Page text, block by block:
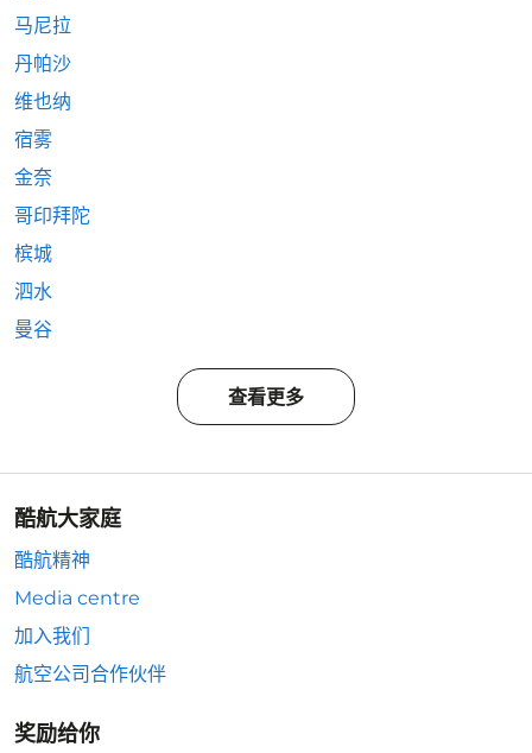
马尼拉
丹帕沙
维也纳
宿雾
金奈
哥印拜陀
槟城
泗水
曼谷
查看更多
酷航大家庭
酷航精神
Media centre
加入我们
航空公司合作伙伴
奖励给你